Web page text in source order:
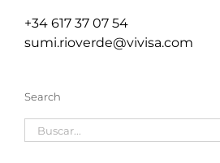
+34 617 37 07 54
sumi.rioverde@vivisa.com
Search
Buscar: